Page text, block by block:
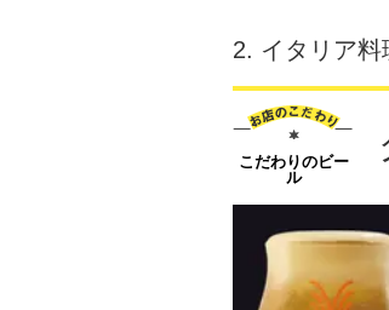
2. イタリア
こだわりのビー
ル